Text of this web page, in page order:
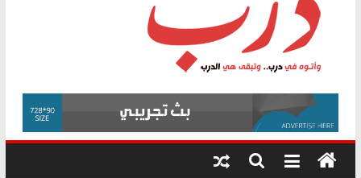
فرحات سليمان يكتب: القطاع الصحي إلى
أين؟
حزب التحالف الشعبي يطلق لجنة “الحق
في الصحة” بالإسكندرية لرصد الانتهاكات
ودعم المرضى
الوزاري لمدينة الصحفيين.. وانتهاء أعمال
إنشاء المبنى الإداري
المجلس القومي لحقوق الإنسان يعلن
متابعة قضية الدكتور محمد زهران.. ويؤكد:
قرينة البراءة وضمانات المحاكمة العادلة
درب
وأتوه
درب..
وتبقى
هي